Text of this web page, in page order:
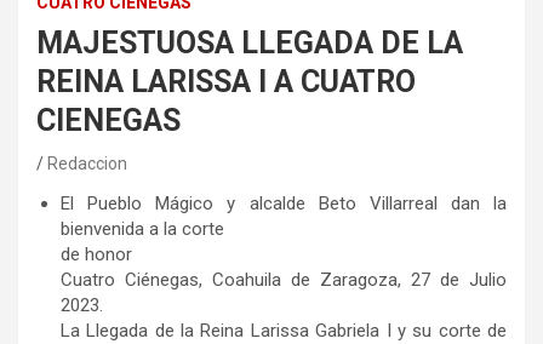
MAJESTUOSA LLEGADA DE LA
REINA LARISSA I A CUATRO
CIENEGAS
Redaccion
El Pueblo Mágico y alcalde Beto Villarreal dan la
bienvenida a la corte
de honor
Cuatro Ciénegas, Coahuila de Zaragoza, 27 de Julio
2023.
La Llegada de la Reina Larissa Gabriela I y su corte de